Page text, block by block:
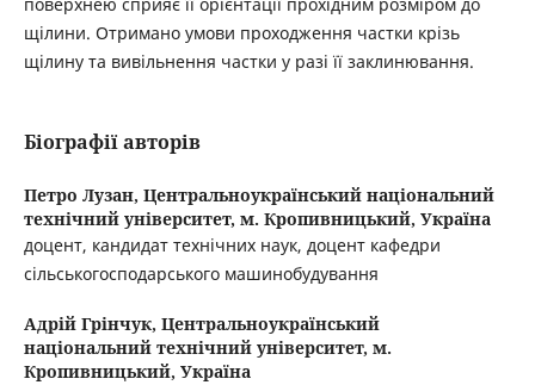
поверхнею сприяє її орієнтації прохідним розміром до
щілини. Отримано умови проходження частки крізь
щілину та вивільнення частки у разі її заклинювання.
Біографії авторів
Петро Лузан, Центральноукраїнський національний
технічний університет, м. Кропивницький, Україна
доцент, кандидат технічних наук, доцент кафедри
сільськогосподарського машинобудування
Адрій Грінчук, Центральноукраїнський
національний технічний університет, м.
Кропивницький, Україна